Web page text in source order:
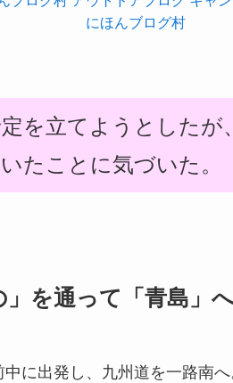
にほんブログ村
を立てようとしたが
たことに気づいた。
を通って「青島」
に出発し、九州道を一路南へ